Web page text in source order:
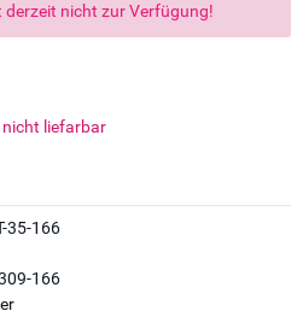
derzeit nicht zur Verfügung!
nicht liefarbar
35-166
166